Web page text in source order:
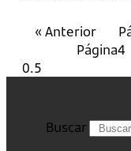
« Anterior
Página4
Buscar